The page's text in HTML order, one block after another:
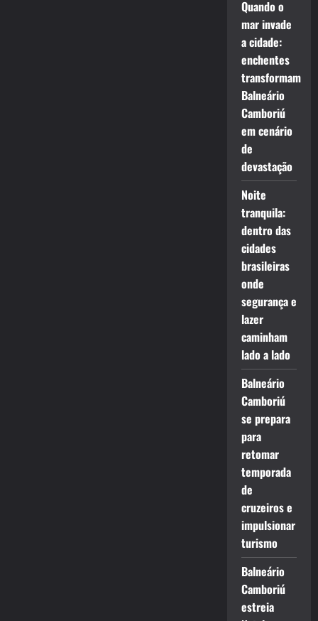
Quando o
mar invade
a cidade:
enchentes
transformam
Balneário
Camboriú
em cenário
de
devastação
Noite
tranquila:
dentro das
cidades
brasileiras
onde
segurança e
lazer
caminham
lado a lado
Balneário
Camboriú
se prepara
para
retomar
temporada
de
cruzeiros e
impulsionar
turismo
Balneário
Camboriú
estreia